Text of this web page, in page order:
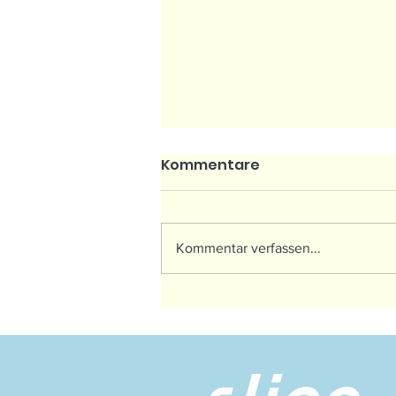
Vereins Cup Pokal
Kontinenten in Malaga
Kommentare
Kommentar verfassen...